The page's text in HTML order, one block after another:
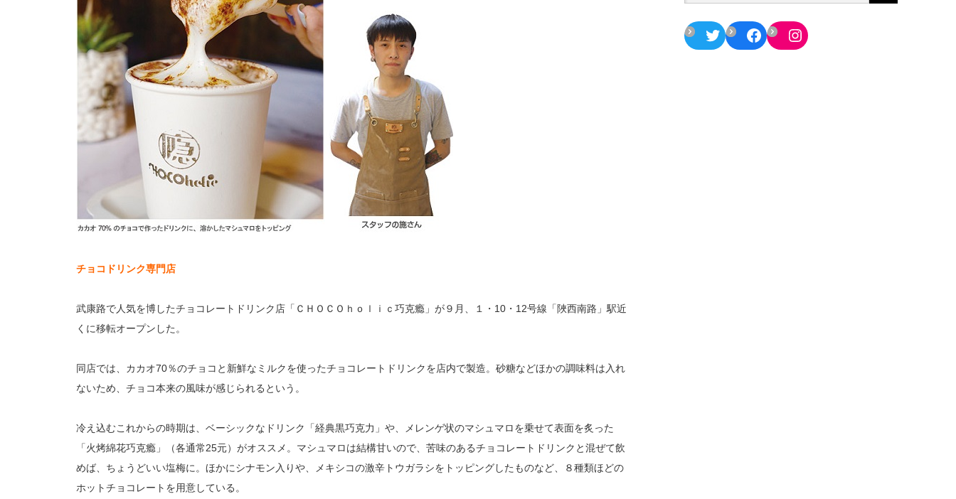
チョコドリンク専門店
武康路で人気を博したチョコレートドリンク店「ＣＨＯＣＯｈｏｌｉｃ巧克瘾」が９月、１・10・12号線「陜西南路」駅近
くに移転オープンした。
同店では、カカオ70％のチョコと新鮮なミルクを使ったチョコレートドリンクを店内で製造。砂糖などほかの調味料は入れ
ないため、チョコ本来の風味が感じられるという。
冷え込むこれからの時期は、ベーシックなドリンク「経典黒巧克力」や、メレンゲ状のマシュマロを乗せて表面を炙った
「火烤綿花巧克瘾」（各通常25元）がオススメ。マシュマロは結構甘いので、苦味のあるチョコレートドリンクと混ぜて飲
めば、ちょうどいい塩梅に。ほかにシナモン入りや、メキシコの激辛トウガラシをトッピングしたものなど、８種類ほどの
ホットチョコレートを用意している。
TwitterFacebookInstagram